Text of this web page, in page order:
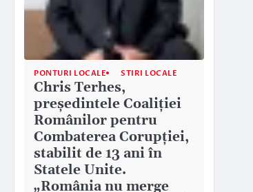
PONTURI LOCALE STIRI LOCALE
Chris Terhes,
președintele Coaliției
Românilor pentru
Combaterea Corupției,
stabilit de 13 ani în
Statele Unite.
„România nu merge